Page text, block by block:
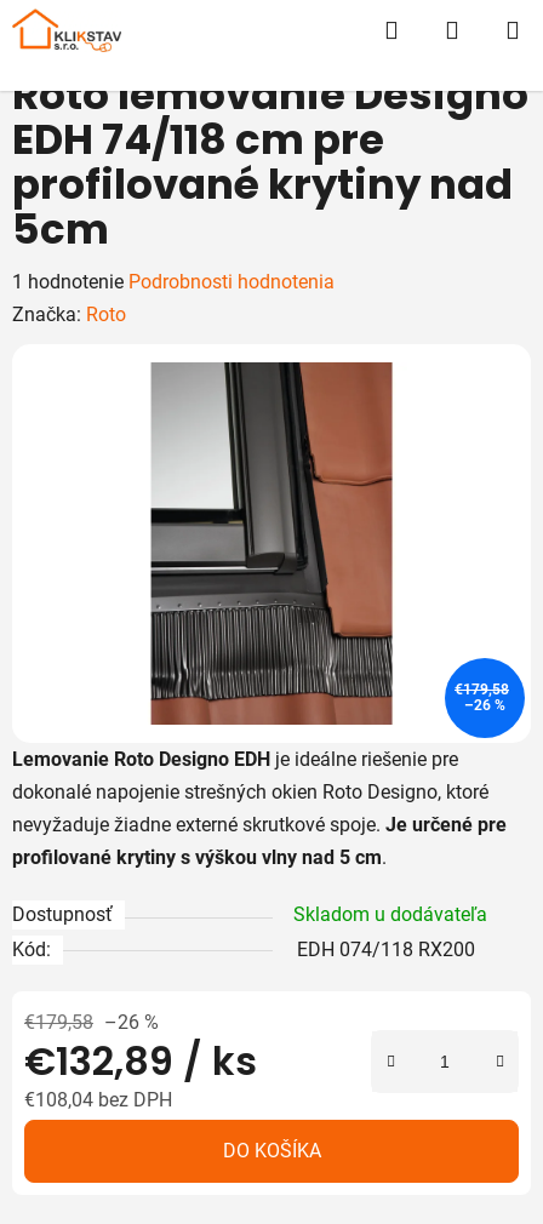
Prejsť
Hľadať
Lemovanie Roto Designo EDH je ideálne riešenie pre
dokonalé napojenie strešných okien Roto Designo, ktoré
nevyžaduje žiadne externé skrutkové spoje. Je určené pre
profilované krytiny s výškou vlny nad 5 cm.
Dostupnosť
Skladom u dodávateľa
Kód:
EDH 074/118 RX200
€179,58 –26 %
€132,89 / ks
€108,04 bez DPH
DO KOŠÍKA
Roto lemovanie Designo
EDH 74/118 cm pre
profilované krytiny nad
5cm
Priemerné
hodnotenie
1 hodnotenie Podrobnosti hodnotenia
Značka: Roto
€179,58
–26 %